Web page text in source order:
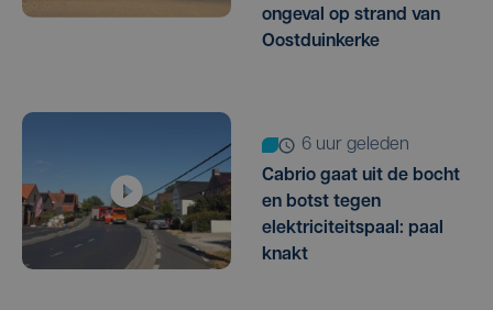
ongeval op strand van
Oostduinkerke
6 uur geleden
Cabrio gaat uit de bocht
en botst tegen
elektriciteitspaal: paal
knakt